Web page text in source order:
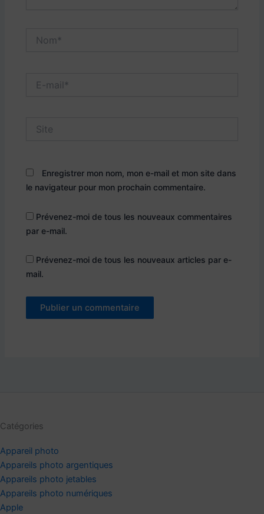
mail*
Enregistrer mon nom, mon e-mail et mon site dans
le navigateur pour mon prochain commentaire.
Prévenez-moi de tous les nouveaux commentaires
par e-mail.
Prévenez-moi de tous les nouveaux articles par e-
mail.
Catégories
Appareil photo
Appareils photo argentiques
Appareils photo jetables
Appareils photo numériques
Apple